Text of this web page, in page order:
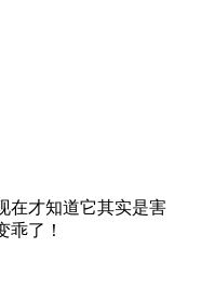
在才知道它其实是害
乖了！